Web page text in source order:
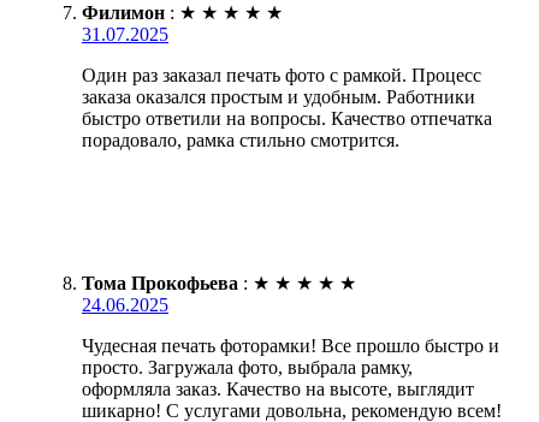
Филимон : ★ ★ ★ ★ ★
31.07.2025
Один раз заказал печать фото с рамкой. Процесс
заказа оказался простым и удобным. Работники
быстро ответили на вопросы. Качество отпечатка
порадовало, рамка стильно смотрится.
Тома Прокофьева : ★ ★ ★ ★ ★
24.06.2025
Чудесная печать фоторамки! Все прошло быстро и
просто. Загружала фото, выбрала рамку,
оформляла заказ. Качество на высоте, выглядит
шикарно! С услугами довольна, рекомендую всем!